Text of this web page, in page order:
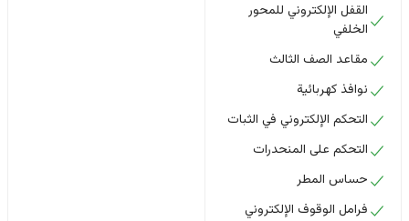
القفل الإلكتروني للمحور
الخلفي
مقاعد الصف الثالث
نوافذ كهربائية
التحكم الإلكتروني في الثبات
التحكم على المنحدرات
حساس المطر
فرامل الوقوف الإلكتروني